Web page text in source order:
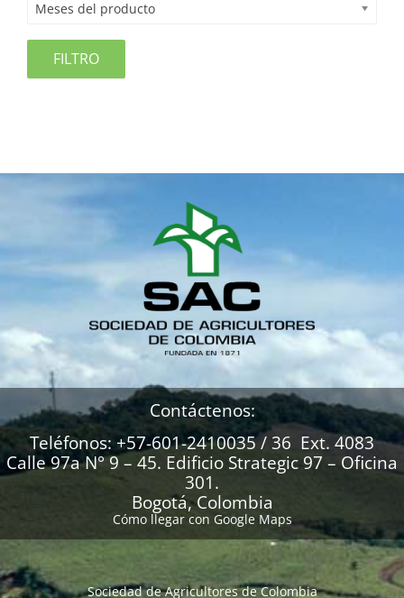
Meses del producto
FILTRO
Contáctenos:
Teléfonos: +57-601-2410035 / 36 Ext. 4083
Calle 97a N° 9 – 45. Edificio Strategic 97 – Oficina
301.
Bogotá, Colombia
Cómo llegar con Google Maps
Sociedad de Agricultores de Colombia